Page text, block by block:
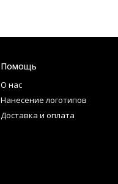
Помощь
О нас
Нанесение логотипов
Доставка и оплата